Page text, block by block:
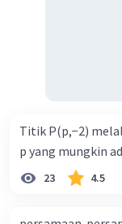
Titik P(p,−2)
p yang mungkin
23 4.5